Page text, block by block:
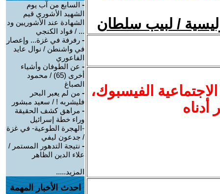
/ لبيب سلطان
الفيسبوك،
أدناه
- السابع من آب يوم
الشهيد الأشوري قيم
الشهادة عند الأشوريين ود
... / فواد الكنجي
- رفرفة في غزة... وإعصار
في واشنطن / نوال عايد
الفاعوري
- عن الطوفان وأشياء
أخرى (65) / محمود
الصباغ
- من لم يعبر البحر
فليشربه ! / سعيد مبشور
- مراهق كشف الحقيقة
وراء خطة إسرائيل
-الهجرة الطوعية- في غزة
/ جدعون ليفي
- نتيجة التدهور المستمر /
علاء الدين الظاهر
المزيد.....
احدث الأخبار المهمة